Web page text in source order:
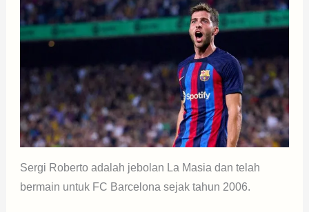
Sergi Roberto adalah jebolan La Masia dan telah
bermain untuk FC Barcelona sejak tahun 2006.